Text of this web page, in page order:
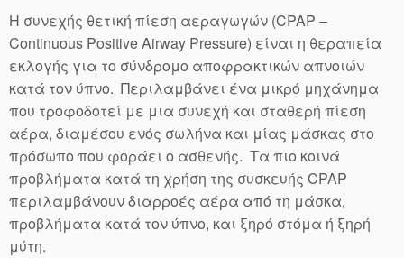
Η συνεχής θετική πίεση αεραγωγών (CPAP –
Continuous Positive Airway Pressure) είναι η θεραπεία
εκλογής για το σύνδρομο αποφρακτικών απνοιών
κατά τον ύπνο. Περιλαμβάνει ένα μικρό μηχάνημα
που τροφοδοτεί με μια συνεχή και σταθερή πίεση
αέρα, διαμέσου ενός σωλήνα και μίας μάσκας στο
πρόσωπο που φοράει ο ασθενής. Τα πιο κοινά
προβλήματα κατά τη χρήση της συσκευής CPAP
περιλαμβάνουν διαρροές αέρα από τη μάσκα,
προβλήματα κατά τον ύπνο, και ξηρό στόμα ή ξηρή
μύτη.